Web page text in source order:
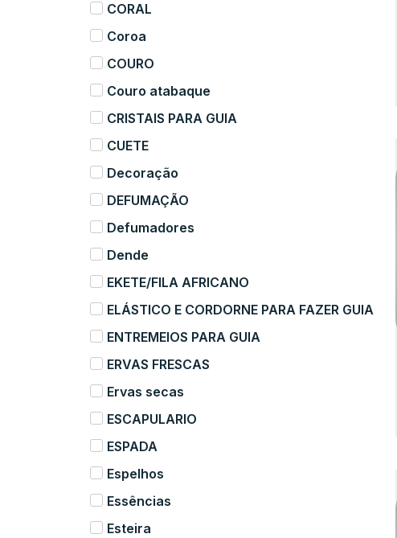
CORAL
Coroa
COURO
Couro atabaque
CRISTAIS PARA GUIA
CUETE
Decoração
DEFUMAÇÃO
Defumadores
Dende
EKETE/FILA AFRICANO
ELÁSTICO E CORDORNE PARA FAZER GUIA
ENTREMEIOS PARA GUIA
ERVAS FRESCAS
Ervas secas
ESCAPULARIO
ESPADA
Espelhos
Essências
Esteira